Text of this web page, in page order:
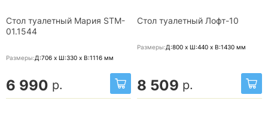
Стол туалетный Мария STM-
01.1544
Размеры:Д:706 x Ш:330 x В:1116 мм
6 990 р.
Стол туалетный Лофт-10
Размеры:Д:800 x Ш:440 x В:1430 мм
8 509 р.